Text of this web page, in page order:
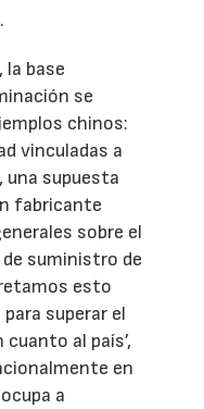
la base
se
chinos:
vinculadas a
una supuesta
fabricante
sobre el
suministro de
esto
superar el
al país’,
en
a